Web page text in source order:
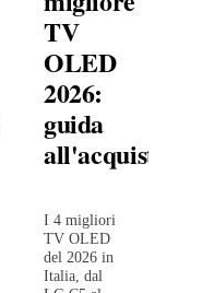
TV
OLED
2026:
guida
all'acquisto
I 4 migliori
TV OLED
del 2026 in
Italia, dal